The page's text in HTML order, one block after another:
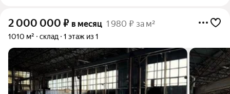
2 000 000 ₽ в месяц 1 980 ₽ за м²
1010 м² склад 1 этаж из 1